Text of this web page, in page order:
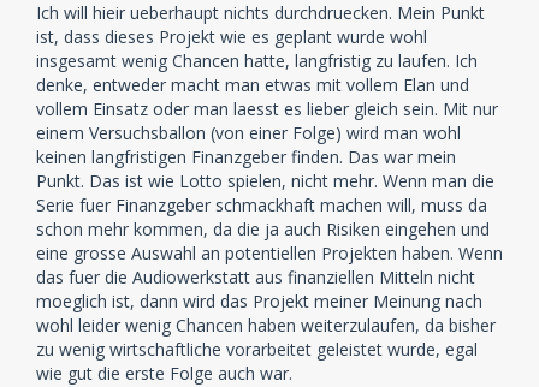
Ich will hieir ueberhaupt nichts durchdruecken. Mein Punkt
ist, dass dieses Projekt wie es geplant wurde wohl
insgesamt wenig Chancen hatte, langfristig zu laufen. Ich
denke, entweder macht man etwas mit vollem Elan und
vollem Einsatz oder man laesst es lieber gleich sein. Mit nur
einem Versuchsballon (von einer Folge) wird man wohl
keinen langfristigen Finanzgeber finden. Das war mein
Punkt. Das ist wie Lotto spielen, nicht mehr. Wenn man die
Serie fuer Finanzgeber schmackhaft machen will, muss da
schon mehr kommen, da die ja auch Risiken eingehen und
eine grosse Auswahl an potentiellen Projekten haben. Wenn
das fuer die Audiowerkstatt aus finanziellen Mitteln nicht
moeglich ist, dann wird das Projekt meiner Meinung nach
wohl leider wenig Chancen haben weiterzulaufen, da bisher
zu wenig wirtschaftliche vorarbeitet geleistet wurde, egal
wie gut die erste Folge auch war.